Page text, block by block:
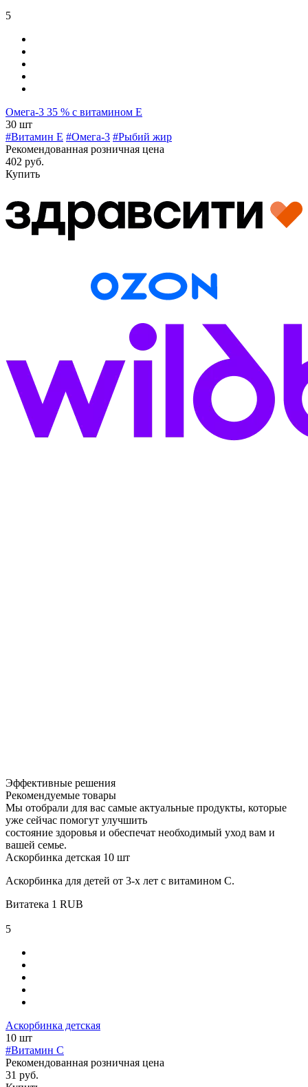
5
Омега-3 35 % с витамином Е
30 шт
#Витамин E #Омега-3 #Рыбий жир
Рекомендованная розничная цена
402 руб.
Купить
Эффективные решения
Рекомендуемые товары
Мы отобрали для вас самые актуальные продукты, которые
уже сейчас помогут улучшить
состояние здоровья и обеспечат необходимый уход вам и
вашей семье.
Аскорбинка детская 10 шт
Аскорбинка для детей от 3-х лет с витамином С.
Витатека 1 RUB
5
Аскорбинка детская
10 шт
#Витамин C
Рекомендованная розничная цена
31 руб.